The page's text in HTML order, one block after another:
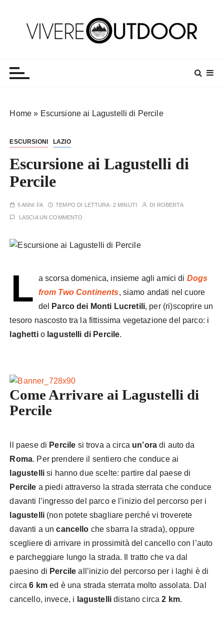
Home » Escursione ai Lagustelli di Percile
ESCURSIONI LAZIO
Escursione ai Lagustelli di
Percile
5 ANNI FA TEMPO DI LETTURA: 2 MINUTI DI ROBERTA
LASCIA UN COMMENTO
L a scorsa domenica, insieme agli amici di Dogs
from Two Continents, siamo andati nel cuore
del
Parco dei Monti Lucretili, per (ri)scoprire un
tesoro nascosto tra la fittissima vegetazione del parco: i
laghettio lagustelli di Percile.
Come Arrivare ai Lagustelli di
Percile
Il paese di Percile si trova a circa un’oradi auto da
Roma. Per prendere il sentiero che conduce ai
lagustellisi hanno due scelte: partire dal paese di
Percile a piedi attraverso la strada sterrata che conduce
davanti l’ingresso del parco e l’inizio del percorso per i
lagustelli(non potete sbagliare perché vi troverete
davanti a uncancello che sbarra la strada), oppure
scegliere di arrivare in prossimità del cancello con l’auto
e parcheggiare lungo la strada. Il tratto che va dal
paesino di Percile all’inizio del percorso per i laghi è di
circa6 km ed è una strada sterrata molto assolata. Dal
cancello, invece, i lagustelli distano circa2 km.